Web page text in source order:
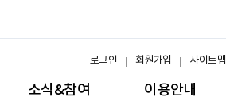
소식&참여 이용안내
로그인 회원가입 사이트맵